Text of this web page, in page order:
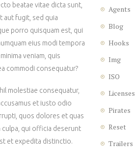
beatae vitae dicta sunt,
aut fugit, sed quia
porro quisquam est, qui
eius modi tempora
veniam, quis
commodi consequatur?
molestiae consequatur,
et iusto odio
quos dolores et quas
qui officia deserunt
et expedita distinctio.
Agents
Blog
Hooks
Img
ISO
Licenses
Pirates
Reset
Trailers